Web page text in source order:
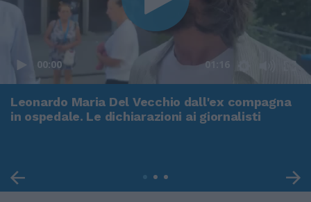
00:00 01:16
Leonardo Maria Del Vecchio dall'ex compagna
in ospedale. Le dichiarazioni ai giornalisti